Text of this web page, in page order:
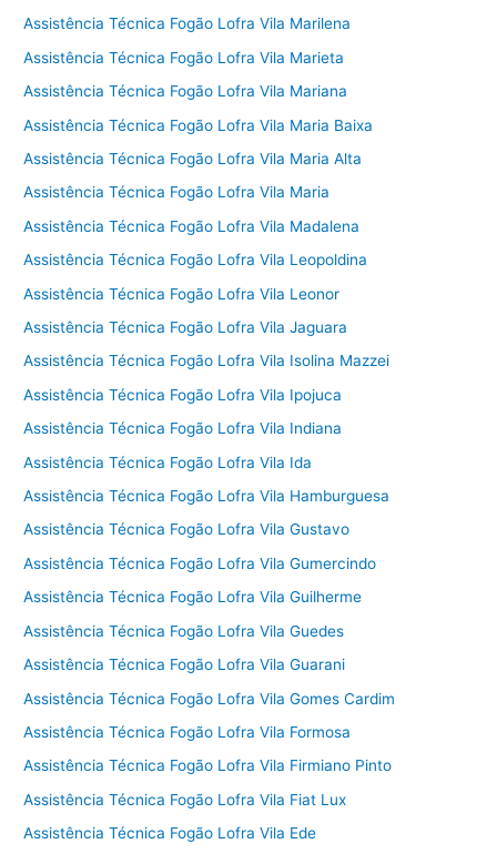
Assistência Técnica Fogão Lofra Vila Marilena
Assistência Técnica Fogão Lofra Vila Marieta
Assistência Técnica Fogão Lofra Vila Mariana
Assistência Técnica Fogão Lofra Vila Maria Baixa
Assistência Técnica Fogão Lofra Vila Maria Alta
Assistência Técnica Fogão Lofra Vila Maria
Assistência Técnica Fogão Lofra Vila Madalena
Assistência Técnica Fogão Lofra Vila Leopoldina
Assistência Técnica Fogão Lofra Vila Leonor
Assistência Técnica Fogão Lofra Vila Jaguara
Assistência Técnica Fogão Lofra Vila Isolina Mazzei
Assistência Técnica Fogão Lofra Vila Ipojuca
Assistência Técnica Fogão Lofra Vila Indiana
Assistência Técnica Fogão Lofra Vila Ida
Assistência Técnica Fogão Lofra Vila Hamburguesa
Assistência Técnica Fogão Lofra Vila Gustavo
Assistência Técnica Fogão Lofra Vila Gumercindo
Assistência Técnica Fogão Lofra Vila Guilherme
Assistência Técnica Fogão Lofra Vila Guedes
Assistência Técnica Fogão Lofra Vila Guarani
Assistência Técnica Fogão Lofra Vila Gomes Cardim
Assistência Técnica Fogão Lofra Vila Formosa
Assistência Técnica Fogão Lofra Vila Firmiano Pinto
Assistência Técnica Fogão Lofra Vila Fiat Lux
Assistência Técnica Fogão Lofra Vila Ede